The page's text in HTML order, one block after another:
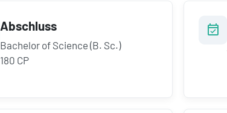
Abschluss
Bachelor of Science (B. Sc.)
180 CP